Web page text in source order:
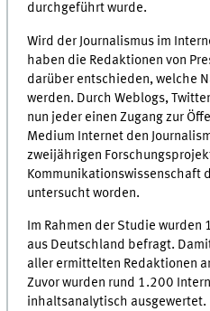
durchgeführt wurde.
Wird der Journalismus im
haben die Redaktionen von
darüber entschieden, welche
werden. Durch Weblogs,
nun jeder einen Zugang zur
Medium Internet den
zweijährigen
Kommunikationswissenschaft
untersucht worden.
Im Rahmen der Studie
aus Deutschland befragt.
aller ermittelten Redaktionen
Zuvor wurden rund 1.200
inhaltsanalytisch ausgewertet.